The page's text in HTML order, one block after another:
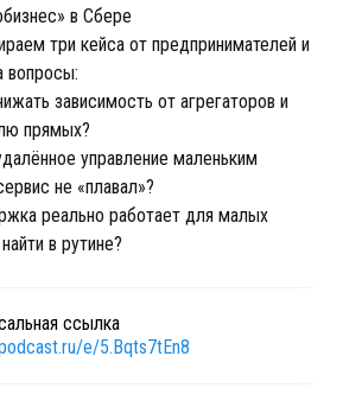
в Сбере
три кейса от предпринимателей и
вопросы:
зависимость от агрегаторов и
прямых?
управление маленьким
не «плавал»?
реально работает для малых
в рутине?
ссылка
e/5.Bqts7tEn8